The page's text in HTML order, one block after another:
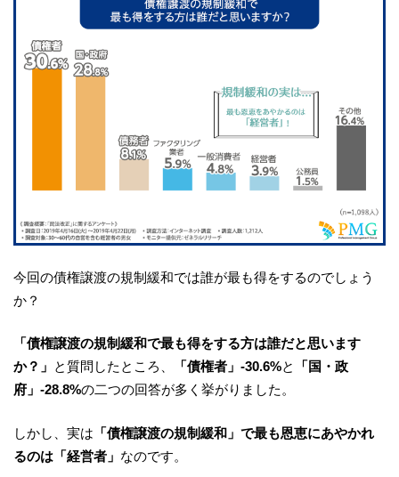
今回の債権譲渡の規制緩和では誰が最も得をするのでしょう
か？
「債権譲渡の規制緩和で最も得をする方は誰だと思います
か？」 と質問したところ、 「債権者」-30.6%と
「国・政
府」-28.8%の二つの回答が多く挙がりました。
しかし、実は 「債権譲渡の規制緩和」で最も恩恵にあやかれ
るのは「経営者」 なのです。